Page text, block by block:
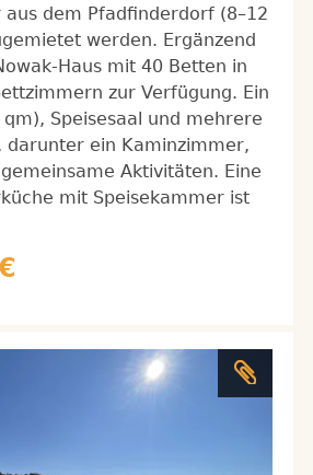
aus dem Pfadfinderdorf (8–12
werden. Ergänzend
Haus mit 40 Betten in
zur Verfügung. Ein
Speisesaal und mehrere
darunter ein Kaminzimmer,
Aktivitäten. Eine
mit Speisekammer ist